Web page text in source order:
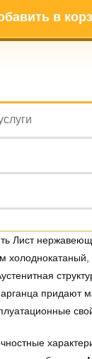
в
Лист
холоднокатаный,
придают